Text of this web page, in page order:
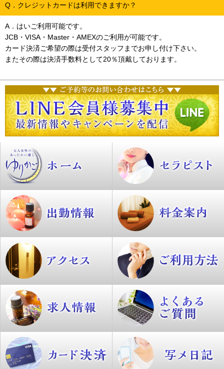
Q．クレジットカードは利用できますか？
A．はいご利用可能です。
JCB・VISA・Master・AMEXのご利用が可能です。
カード決済ご希望の際は受付スタッフまでお申し付け下さい。
またその際は決済手数料として20％頂戴しております。